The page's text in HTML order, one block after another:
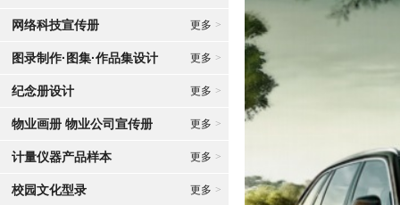
网络科技宣传册 更多 >
图录制作·图集·作品集设计 更多 >
纪念册设计 更多 >
物业画册 物业公司宣传册 更多 >
计量仪器产品样本 更多 >
校园文化型录 更多 >